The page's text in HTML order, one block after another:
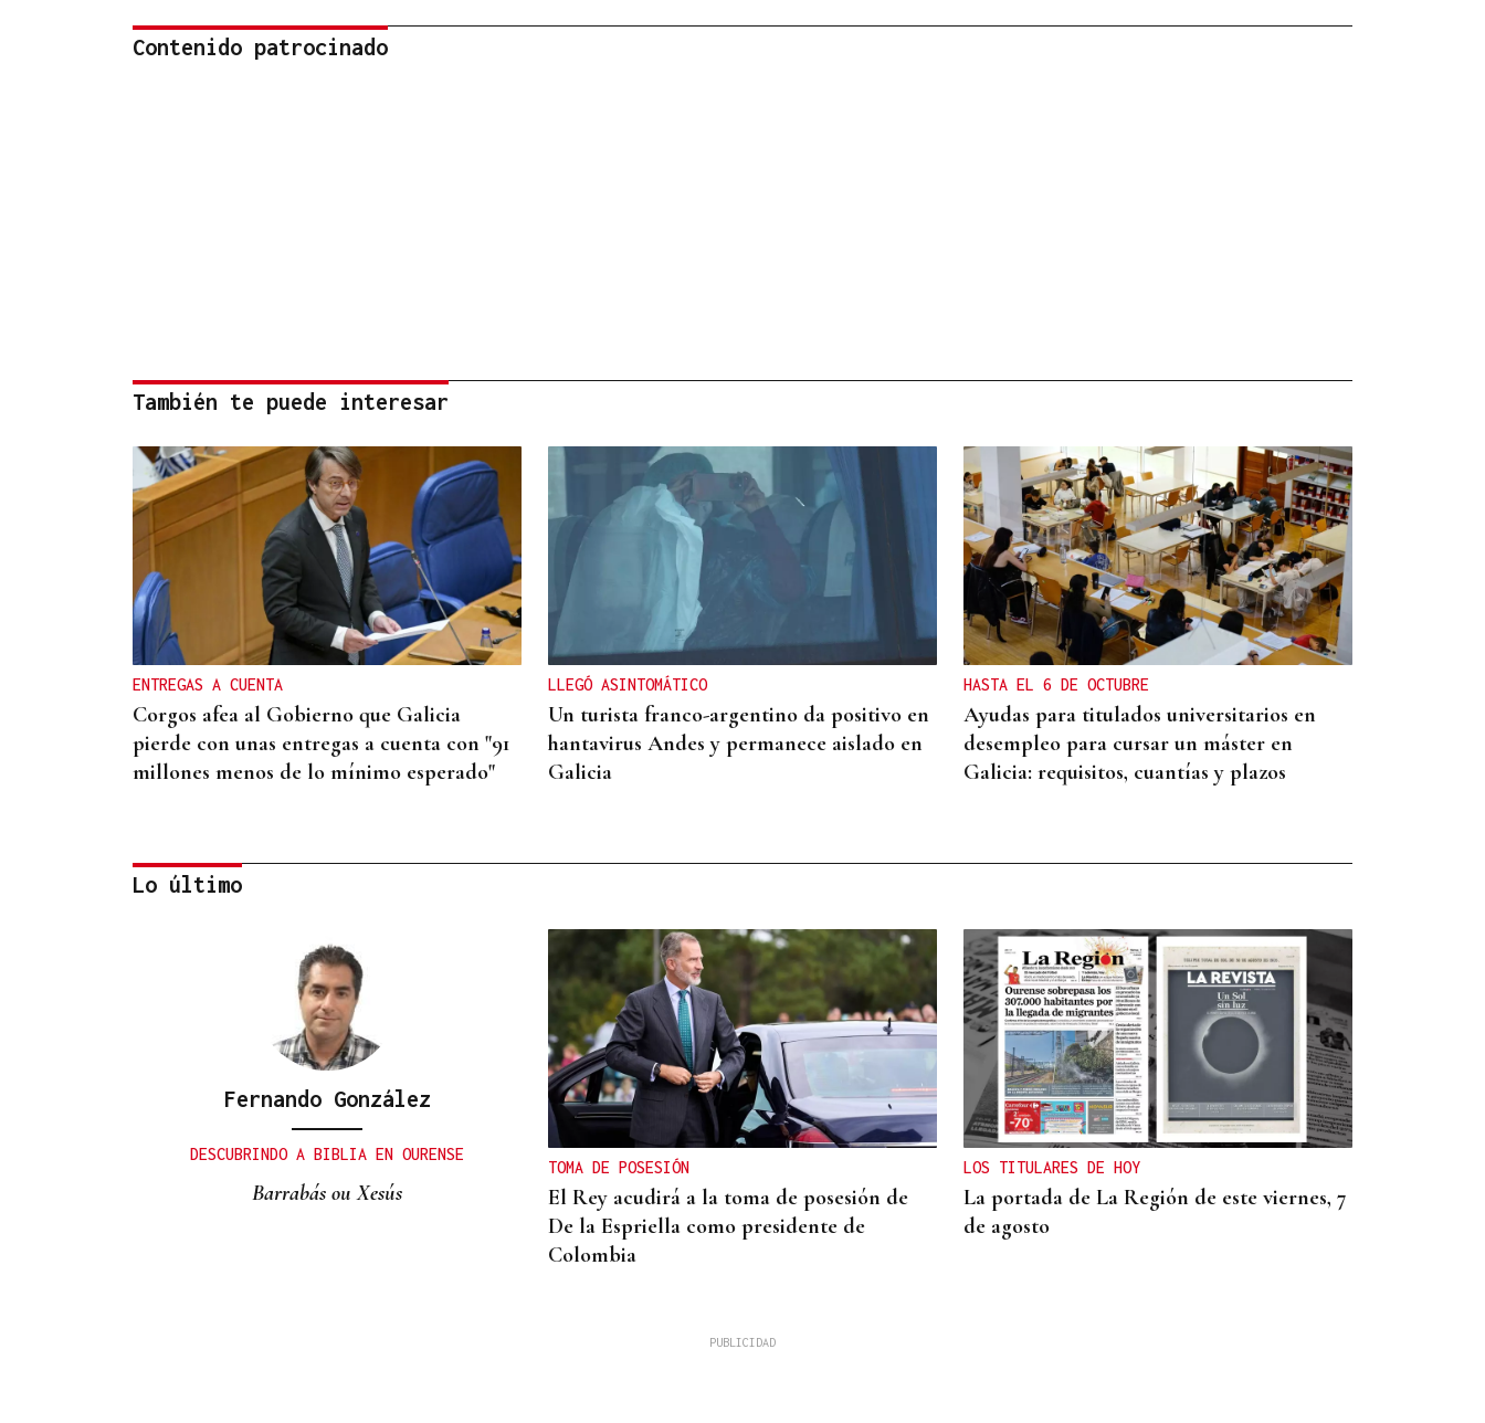
Contenido patrocinado
También te puede interesar
ENTREGAS A CUENTA
Corgos afea al Gobierno que Galicia
pierde con unas entregas a cuenta con "91
millones menos de lo mínimo esperado"
LLEGÓ ASINTOMÁTICO
Un turista franco-argentino da positivo en
hantavirus Andes y permanece aislado en
Galicia
HASTA EL 6 DE OCTUBRE
Ayudas para titulados universitarios en
desempleo para cursar un máster en
Galicia: requisitos, cuantías y plazos
CUENTA CON ANTECEDENTES
Despliegue policial en Redondela por un
hombre atrincherado en su vivienda
Lo último
Fernando González
DESCUBRINDO A BIBLIA EN OURENSE
Barrabás ou Xesús
TOMA DE POSESIÓN
El Rey acudirá a la toma de posesión de
De la Espriella como presidente de
Colombia
LOS TITULARES DE HOY
La portada de La Región de este viernes, 7
de agosto